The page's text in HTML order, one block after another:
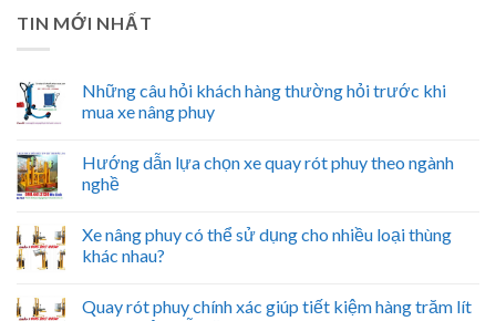
TIN MỚI NHẤT
Những câu hỏi khách hàng thường hỏi trước khi
mua xe nâng phuy
Hướng dẫn lựa chọn xe quay rót phuy theo ngành
nghề
Xe nâng phuy có thể sử dụng cho nhiều loại thùng
khác nhau?
Quay rót phuy chính xác giúp tiết kiệm hàng trăm lít